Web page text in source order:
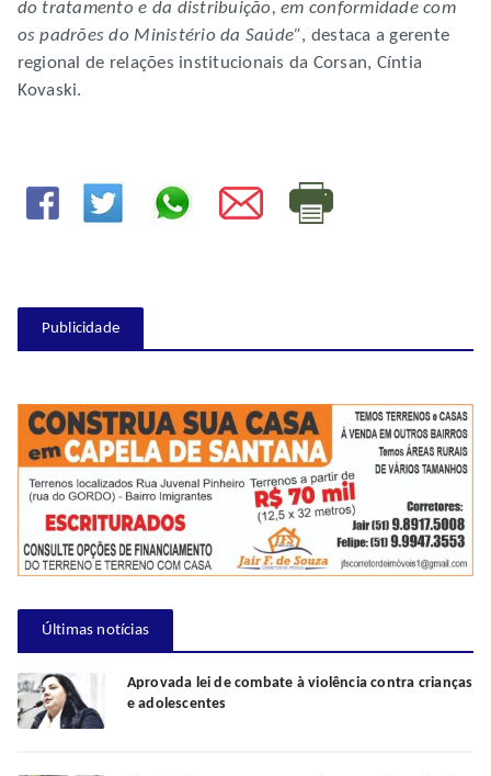
do tratamento e da distribuição, em conformidade com
os padrões do Ministério da Saúde”, destaca a gerente
regional de relações institucionais da Corsan, Cíntia
Kovaski.
Publicidade
Últimas notícias
Aprovada lei de combate à violência contra crianças
e adolescentes